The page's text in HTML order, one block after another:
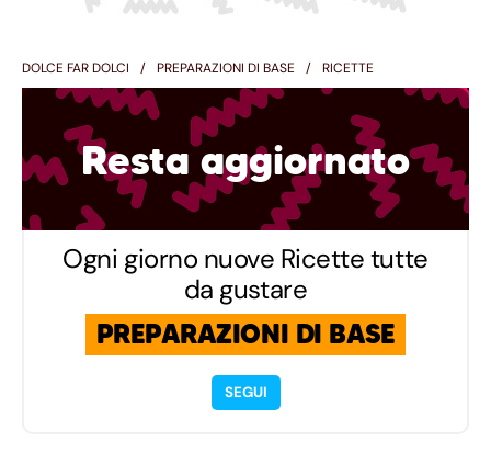
DOLCE FAR DOLCI PREPARAZIONI DI BASE RICETTE
Resta aggiornato
Ogni giorno nuove Ricette tutte
da gustare
PREPARAZIONI DI BASE
SEGUI